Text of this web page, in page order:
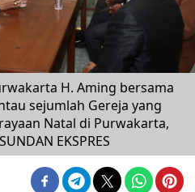
H. Aming bersama
sejumlah Gereja yang
Natal di Purwakarta,
EKSPRES